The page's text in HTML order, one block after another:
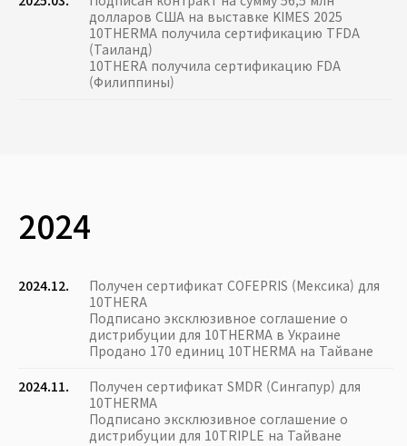
долларов США на выставке KIMES 2025
10THERMA получила сертификацию TFDA
(Таиланд)
10THERA получила сертификацию FDA
(Филиппины)
2024
2024.12.
Получен сертификат COFEPRIS (Мексика) для
10THERA
Подписано эксклюзивное соглашение о
дистрибуции для 10THERMA в Украине
Продано 170 единиц 10THERMA на Тайване
2024.11.
Получен сертификат SMDR (Сингапур) для
10THERMA
Подписано эксклюзивное соглашение о
дистрибуции для 10TRIPLE на Тайване